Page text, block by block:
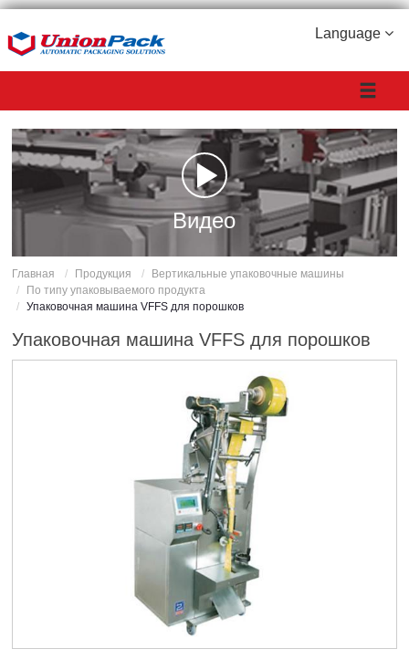
Language
Видео
Главная Продукция
Вертикальные упаковочные машины
По типу упаковываемого продукта
Упаковочная машина VFFS для порошков
Упаковочная машина VFFS для порошков